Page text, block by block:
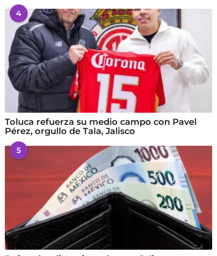
4
Toluca refuerza su medio campo con Pavel
Pérez, orgullo de Tala, Jalisco
5